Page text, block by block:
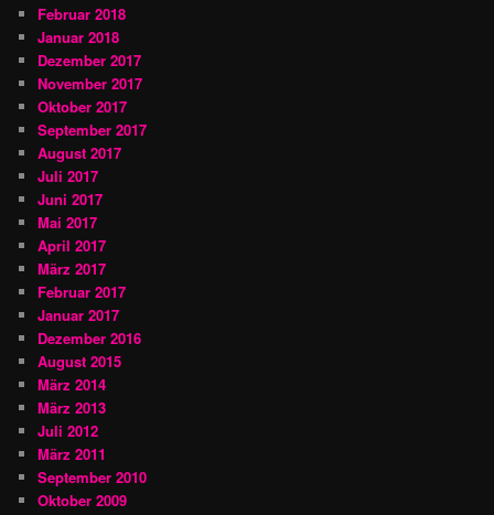
Februar 2018
Januar 2018
Dezember 2017
November 2017
Oktober 2017
September 2017
August 2017
Juli 2017
Juni 2017
Mai 2017
April 2017
März 2017
Februar 2017
Januar 2017
Dezember 2016
August 2015
März 2014
März 2013
Juli 2012
März 2011
September 2010
Oktober 2009